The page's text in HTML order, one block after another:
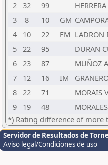
2 32 99
3
8 10 GM
4
10 22 FM LADRON
5 22 95 DURAN
6 23 87 MUÑOZ
7
12 16 IM
8 22 71 MORAIS
9
19 48
*) Rating difference of more
Servidor de Resultados de
Aviso legal/Condiciones de uso